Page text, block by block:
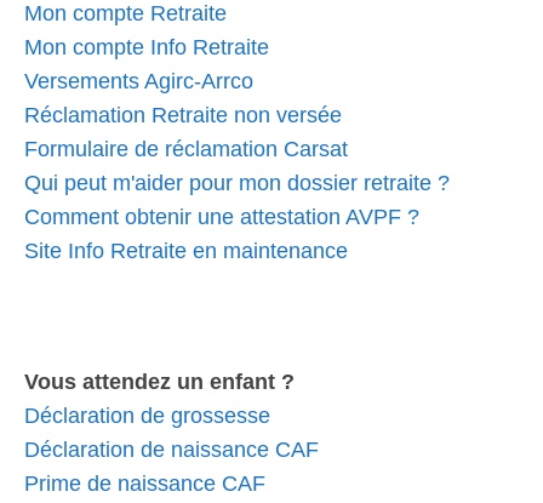
Mon compte Retraite
Mon compte Info Retraite
Versements Agirc-Arrco
Réclamation Retraite non versée
Formulaire de réclamation Carsat
Qui peut m'aider pour mon dossier retraite ?
Comment obtenir une attestation AVPF ?
Site Info Retraite en maintenance
Vous attendez un enfant ?
Déclaration de grossesse
Déclaration de naissance CAF
Prime de naissance CAF